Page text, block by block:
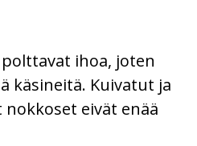
ihoa, joten
käsineitä. Kuivatut ja
eivät enää